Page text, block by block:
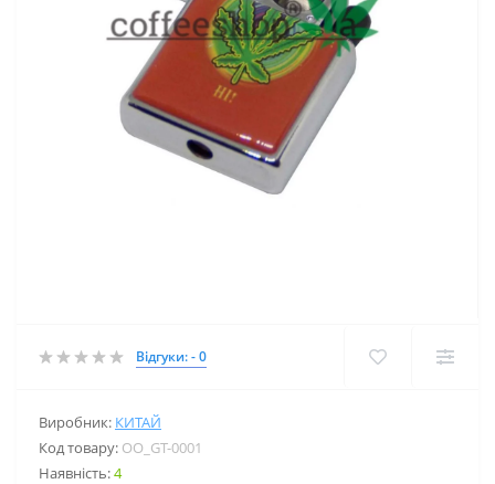
Відгуки: - 0
Виробник: КИТАЙ
Код товару: OO_GT-0001
Наявність:4